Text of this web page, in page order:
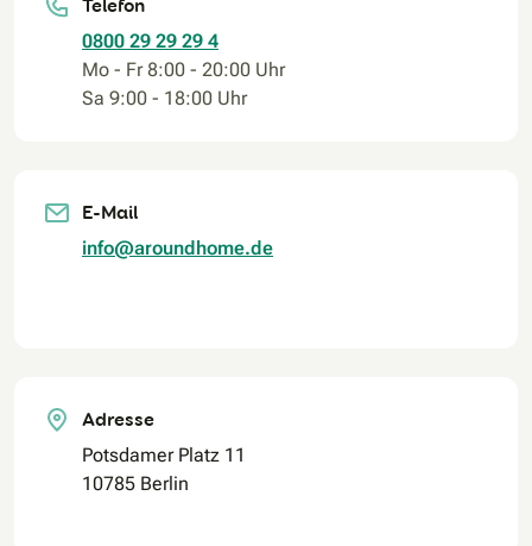
Telefon
0800 29 29 29 4
Mo - Fr 8:00 - 20:00 Uhr
Sa 9:00 - 18:00 Uhr
E-Mail
info@aroundhome.de
Adresse
Potsdamer Platz 11
10785 Berlin